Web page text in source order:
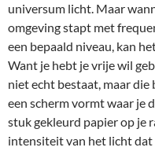
universum licht. Maar
omgeving stapt met
een bepaald niveau, kan
Want je hebt je vrije wil
niet echt bestaat, maar
een scherm vormt waar je
stuk gekleurd papier op je
intensiteit van het licht dat